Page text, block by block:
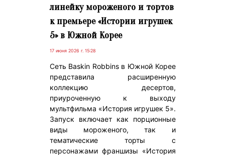
линейку мороженого и тортов
к премьере «Истории игрушек
5» в Южной Корее
17 июня 2026 г. 15:28
Сеть Baskin Robbins в Южной Корее
представила расширенную
коллекцию десертов,
приуроченную к выходу
мультфильма «История игрушек 5».
Запуск включает как порционные
виды мороженого, так и
тематические торты с
персонажами франшизы «История